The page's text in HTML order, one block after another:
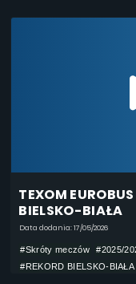
TEXOM
BIELSKO-BIAŁA
Data dodania: 17/05/2026
#Skróty meczów #2025/
#REKORD BIELSKO-BIAŁA